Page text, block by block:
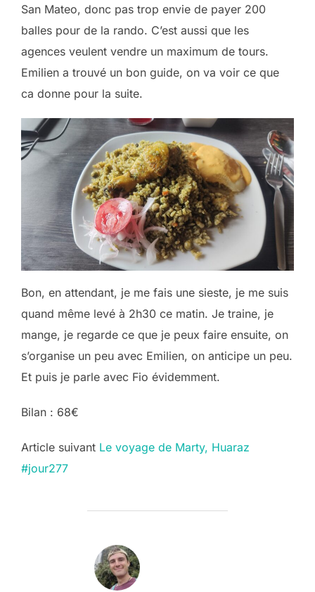
San Mateo, donc pas trop envie de payer 200
balles pour de la rando. C’est aussi que les
agences veulent vendre un maximum de tours.
Emilien a trouvé un bon guide, on va voir ce que
ca donne pour la suite.
Bon, en attendant, je me fais une sieste, je me suis
quand même levé à 2h30 ce matin. Je traine, je
mange, je regarde ce que je peux faire ensuite, on
s’organise un peu avec Emilien, on anticipe un peu.
Et puis je parle avec Fio évidemment.
Bilan : 68€
Post
navigation
Article suivant Le voyage de Marty, Huaraz
#jour277
AUTEUR DE LA PUBLICATION